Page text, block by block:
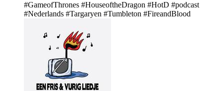
#GameofThrones #HouseoftheDragon #HotD #podcast
#Nederlands #Targaryen #Tumbleton #FireandBlood